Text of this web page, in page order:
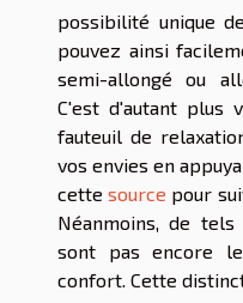
possibilité unique
pouvez ainsi
semi-allongé ou
C'est d'autant plus
fauteuil de
vos envies en
cettesource pour
Néanmoins, de
sont pas encore
confort. Cette